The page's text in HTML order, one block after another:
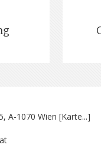
A-1070 Wien [Karte...]